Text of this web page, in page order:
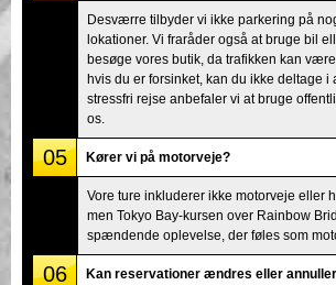
Desværre tilbyder vi ikke parkering på
lokationer. Vi fraråder også at bruge bil
besøge vores butik, da trafikken kan
hvis du er forsinket, kan du ikke deltage i
stressfri rejse anbefaler vi at bruge
os.
05 Kører vi på motorveje?
Vore ture inkluderer ikke motorveje eller
men Tokyo Bay-kursen over Rainbow
spændende oplevelse, der føles som
06 Kan reservationer ændres eller